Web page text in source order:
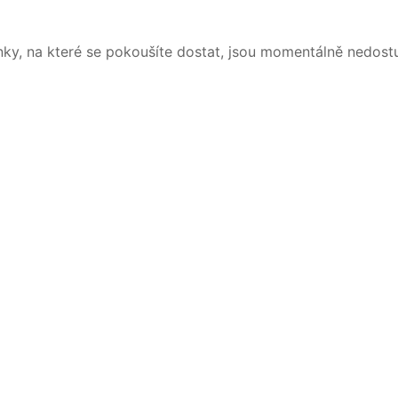
na které se pokoušíte dostat, jsou momentálně